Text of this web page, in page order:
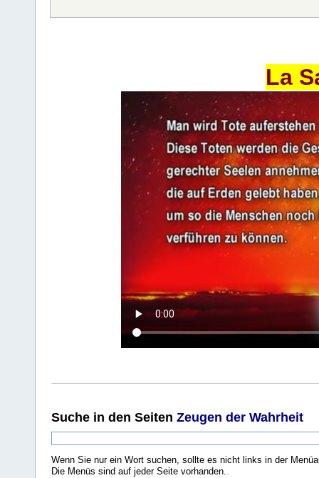
La
Suche in den Seiten Zeugen der Wahrheit
Wenn Sie nur ein Wort suchen, sollte es nicht links in der
Die Menüs sind auf jeder Seite vorhanden..